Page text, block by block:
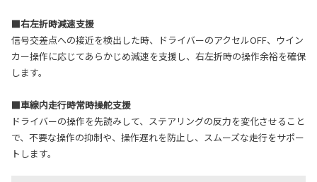
■右左折時減速支援
信号交差点への接近を検出した時、ドライバーのアクセルOFF、ウイン
カー操作に応じてあらかじめ減速を支援し、右左折時の操作余裕を確保
します。
■車線内走行時常時操舵支援
ドライバーの操作を先読みして、ステアリングの反力を変化させること
で、不要な操作の抑制や、操作遅れを防止し、スムーズな走行をサポー
トします。